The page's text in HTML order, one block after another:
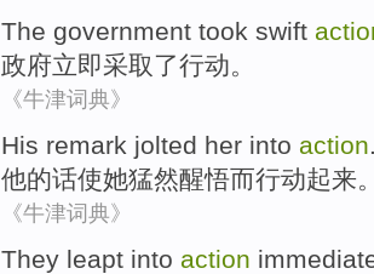
The government took swift
政府立即采取了行动。
《牛津词典》
His remark jolted her into action
他的话使她猛然醒悟而行动起来
《牛津词典》
They leapt into action